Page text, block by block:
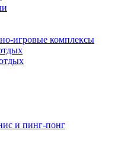
игровые комплексы
и пинг-понг